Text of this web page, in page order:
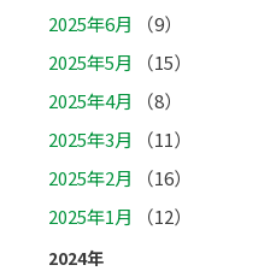
2025年6月
（9）
2025年5月
（15）
2025年4月
（8）
2025年3月
（11）
2025年2月
（16）
2025年1月
（12）
2024年